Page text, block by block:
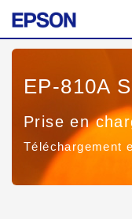
EP-810A
Prise en
Téléchargement